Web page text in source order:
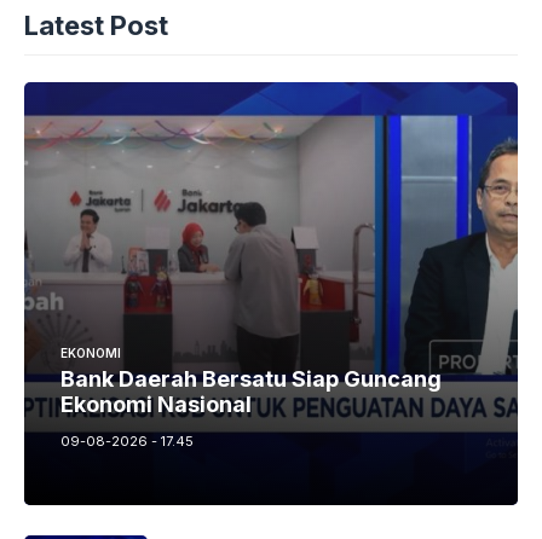
Latest Post
EKONOMI
Bank Daerah Bersatu Siap Guncang
Ekonomi Nasional
09-08-2026 - 17.45